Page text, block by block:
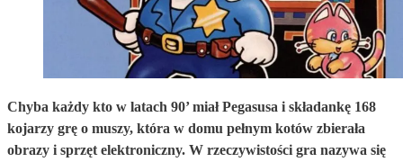
Chyba każdy kto w latach 90’ miał Pegasusa i składankę 168
kojarzy grę o muszy, która w domu pełnym kotów zbierała
obrazy i sprzęt elektroniczny. W rzeczywistości gra nazywa się